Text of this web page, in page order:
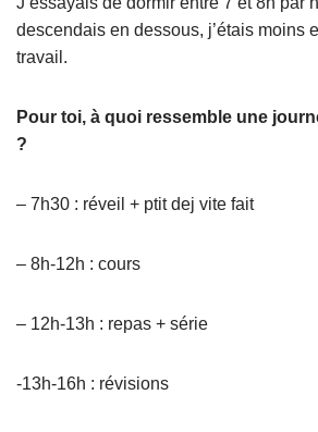
descendais en dessous, j’étais moins
travail.
Pour toi, à quoi ressemble une
?
– 7h30 : réveil + ptit dej vite fait
– 8h-12h : cours
– 12h-13h : repas + série
-13h-16h : révisions